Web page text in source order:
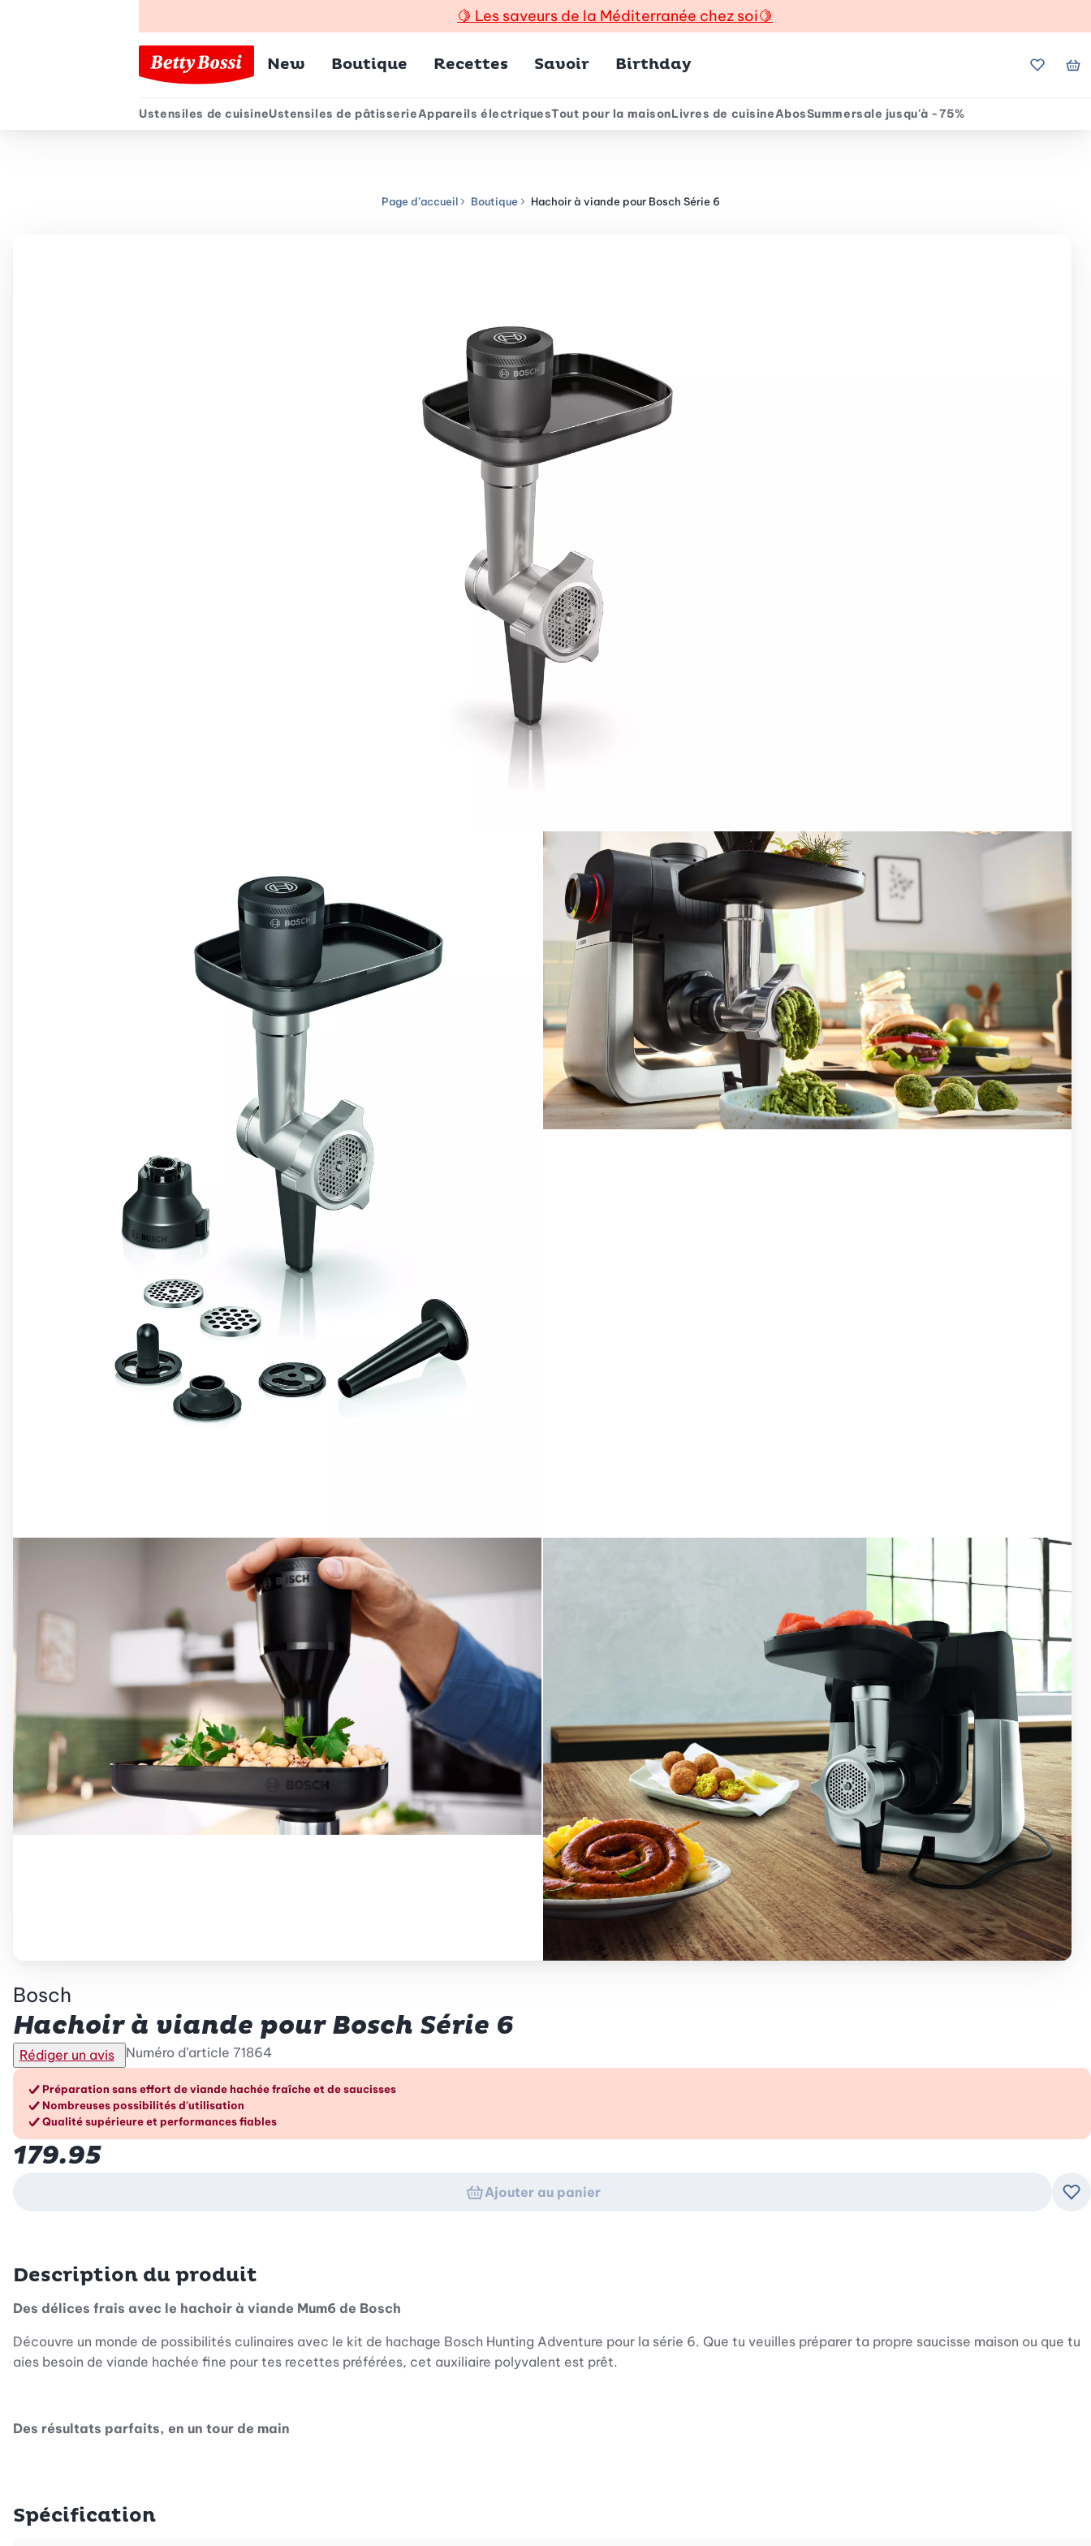
🍋 Les saveurs de la Méditerranée chez soi🍋
Menu principal
New Boutique Recettes Savoir Birthday Mes
Menu secondaire
Ustensiles de cuisineUstensiles de pâtisserieAppareils électriquesTout pour la maisonLivres de cuisineAbosSummersale jusqu'à -75%
Page d’accueil Boutique Hachoir à viande pour Bosch Série 6
Bosch
Hachoir à viande pour Bosch Série 6
Rédiger un avis Numéro d’article 71864
Les avantages en un coup d’œil
Préparation sans effort de viande hachée fraîche et de saucisses
Nombreuses possibilités d'utilisation
Qualité supérieure et performances fiables
179.95
Ajouter au panier
Description du produit
Des délices frais avec le hachoir à viande Mum6 de Bosch
Découvre un monde de possibilités culinaires avec le kit de hachage Bosch Hunting Adventure pour la série 6. Que tu veuilles préparer ta propre saucisse maison ou que tu
aies besoin de viande hachée fine pour tes recettes préférées, cet auxiliaire polyvalent est prêt.
Des résultats parfaits, en un tour de main
Spécification